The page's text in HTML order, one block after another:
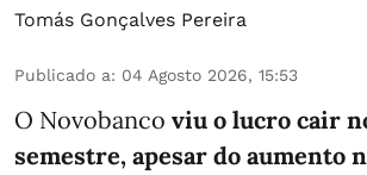
Tomás Gonçalves Pereira
Publicado a: 04 Agosto 2026, 15:53
O Novobanco viu o lucro cair
semestre, apesar do aumento